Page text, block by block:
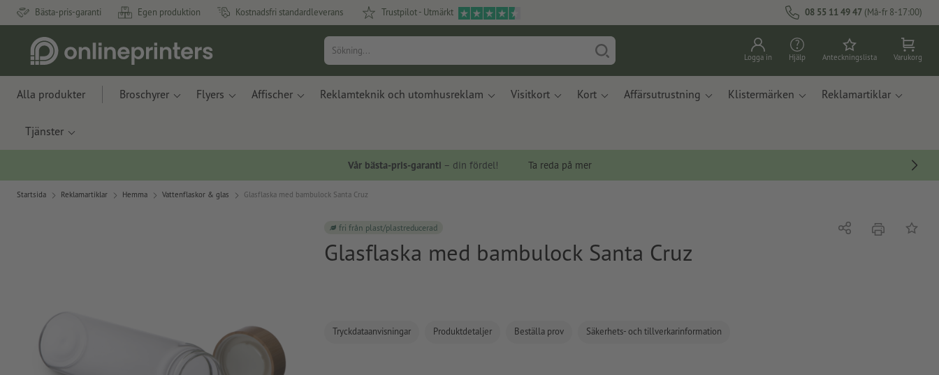
Bästa-pris-garanti Egen produktion Kostnadsfri standardleverans Trustpilot - Utmärkt 08 55 11 49 47 (Må-fr 8-17:00)
Logga in Hjälp Anteckningslista Varukorg
Alla produkter Broschyrer Flyers Affischer Reklamteknik och utomhusreklam Visitkort Kort Affärsutrustning Klistermärken Reklamartiklar
Tjänster
Vår bästa-pris-garanti – din fördel! Ta reda på mer
Startsida Reklamartiklar Hemma Vattenflaskor & glas Glasflaska med bambulock Santa Cruz
fri från plast/plastreducerad
Glasflaska med bambulock Santa Cruz
Tryckdataanvisningar Produktdetaljer Beställa prov Säkerhets- och tillverkarinformation
Dela erbjudande
På